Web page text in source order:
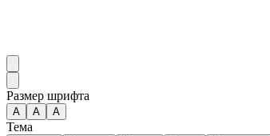
Размер шрифта
А A A
Тема